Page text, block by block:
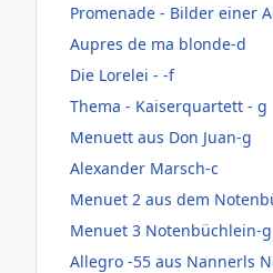
Promenade - Bilder einer
Aupres de ma blonde-d
Die Lorelei - -f
Thema - Kaiserquartett - g
Menuett aus Don Juan-g
Alexander Marsch-c
Menuet 2 aus dem
Menuet 3 Notenbüchlein-g
Allegro -55 aus Nannerls